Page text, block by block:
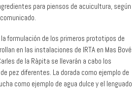
para piensos de acuicultura, según
formulación de los primeros prototipos de
en las instalaciones de IRTA en Mas Bové
de la Ràpita se llevarán a cabo los
pez diferentes. La dorada como ejemplo de
como ejemplo de agua dulce y el lenguado